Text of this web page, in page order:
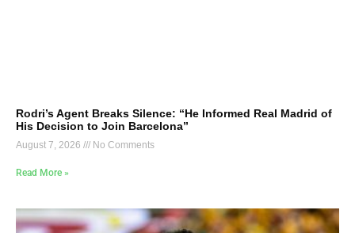
Rodri’s Agent Breaks Silence: “He Informed Real Madrid of
His Decision to Join Barcelona”
August 7, 2026 No Comments
Read More »